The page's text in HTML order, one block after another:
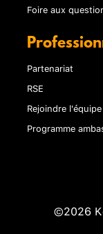
Foire aux
Partenariat
RSE
Rejoindre
Programme
©2026